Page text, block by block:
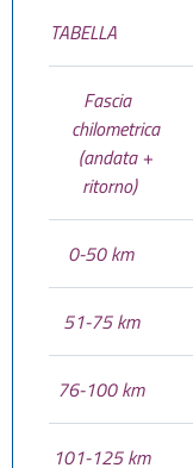
TABELLA
Fascia
chilometrica
(andata +
ritorno)
0-50 km
51-75 km
76-100 km
101-125 km